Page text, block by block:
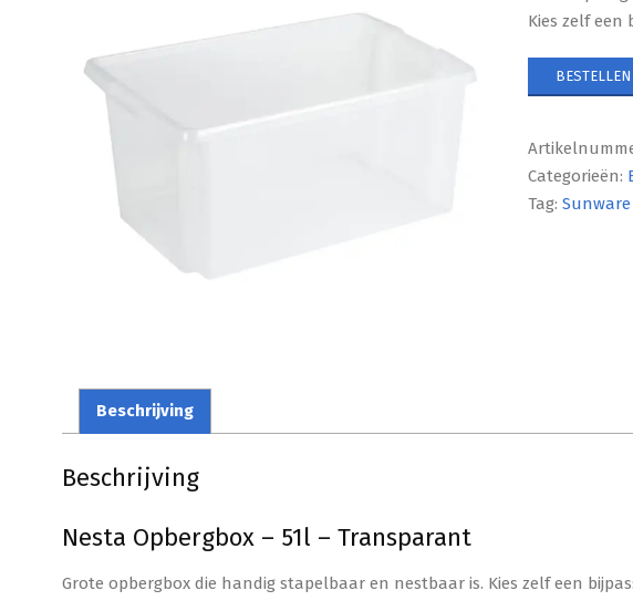
Kies zelf een
BESTELLEN
Categorieën:
Tag:Sunware
Beschrijving
Beschrijving
Nesta Opbergbox – 51l – Transparant
Grote opbergbox die handig stapelbaar en nestbaar is. Kies zelf een